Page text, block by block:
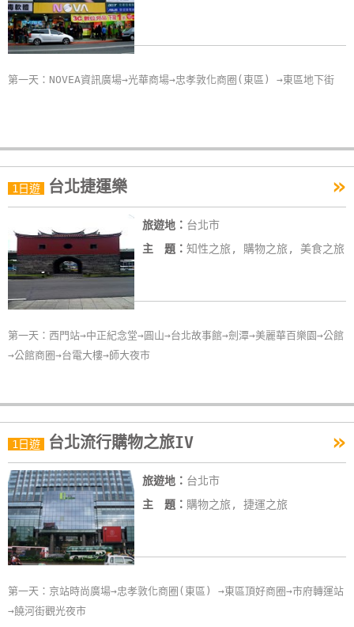
第一天：NOVEA資訊廣場→光華商場→忠孝敦化商圈(東區) →東區地下街
1日遊 台北捷運樂 »
旅遊地： 台北市
主 題： 知性之旅, 購物之旅, 美食之旅
第一天：西門站→中正紀念堂→圓山→台北故事館→劍潭→美麗華百樂園→公館
→公館商圈→台電大樓→師大夜市
1日遊 台北流行購物之旅IV »
旅遊地： 台北市
主 題： 購物之旅, 捷運之旅
第一天：京站時尚廣場→忠孝敦化商圈(東區) →東區頂好商圈→市府轉運站
→饒河街觀光夜市